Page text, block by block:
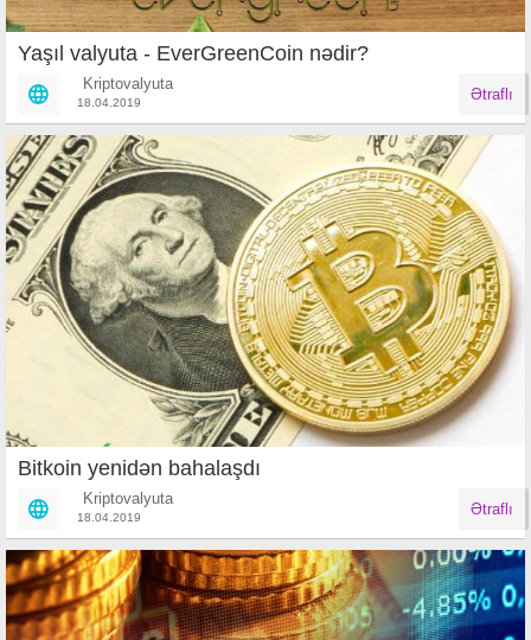
Yaşıl valyuta - EverGreenCoin nədir?
Kriptovalyuta
18.04.2019 Ətraflı
Bitkoin yenidən bahalaşdı
Kriptovalyuta
18.04.2019 Ətraflı